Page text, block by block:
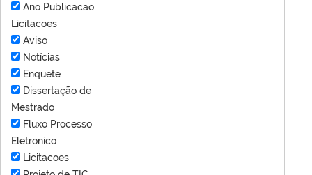
Ano Publicacao
Licitacoes
Aviso
Notícias
Enquete
Dissertação de
Mestrado
Fluxo Processo
Eletronico
Licitacoes